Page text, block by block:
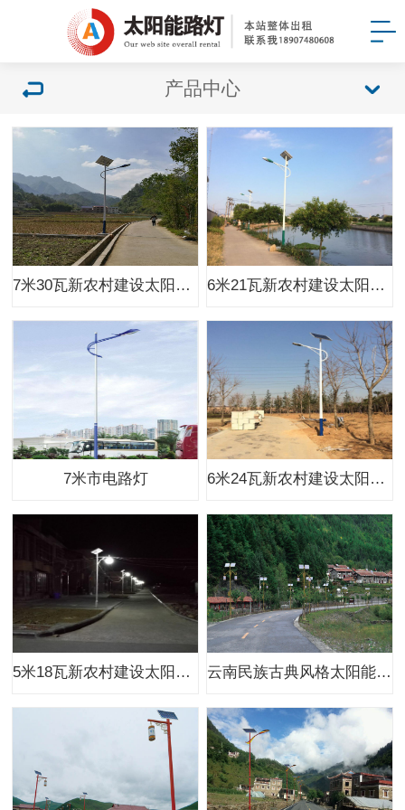
产品中心
7米30瓦新农村建设太阳能路灯 6米21瓦新农村建设太阳能路灯
7米市电路灯 6米24瓦新农村建设太阳能路灯
5米18瓦新农村建设太阳能路灯 云南民族古典风格太阳能路灯